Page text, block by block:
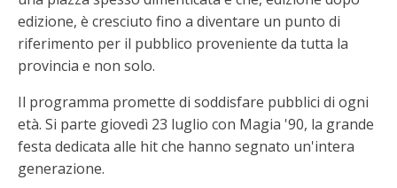
edizione, è cresciuto fino a diventare un punto di
riferimento per il pubblico proveniente da tutta la
provincia e non solo.
Il programma promette di soddisfare pubblici di ogni
età. Si parte giovedì 23 luglio con Magia '90, la grande
festa dedicata alle hit che hanno segnato un'intera
generazione.